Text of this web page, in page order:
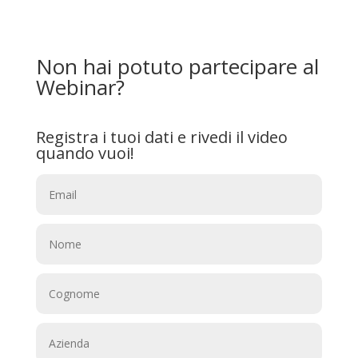
Non hai potuto partecipare al
Webinar?
Registra i tuoi dati e rivedi il video
quando vuoi!